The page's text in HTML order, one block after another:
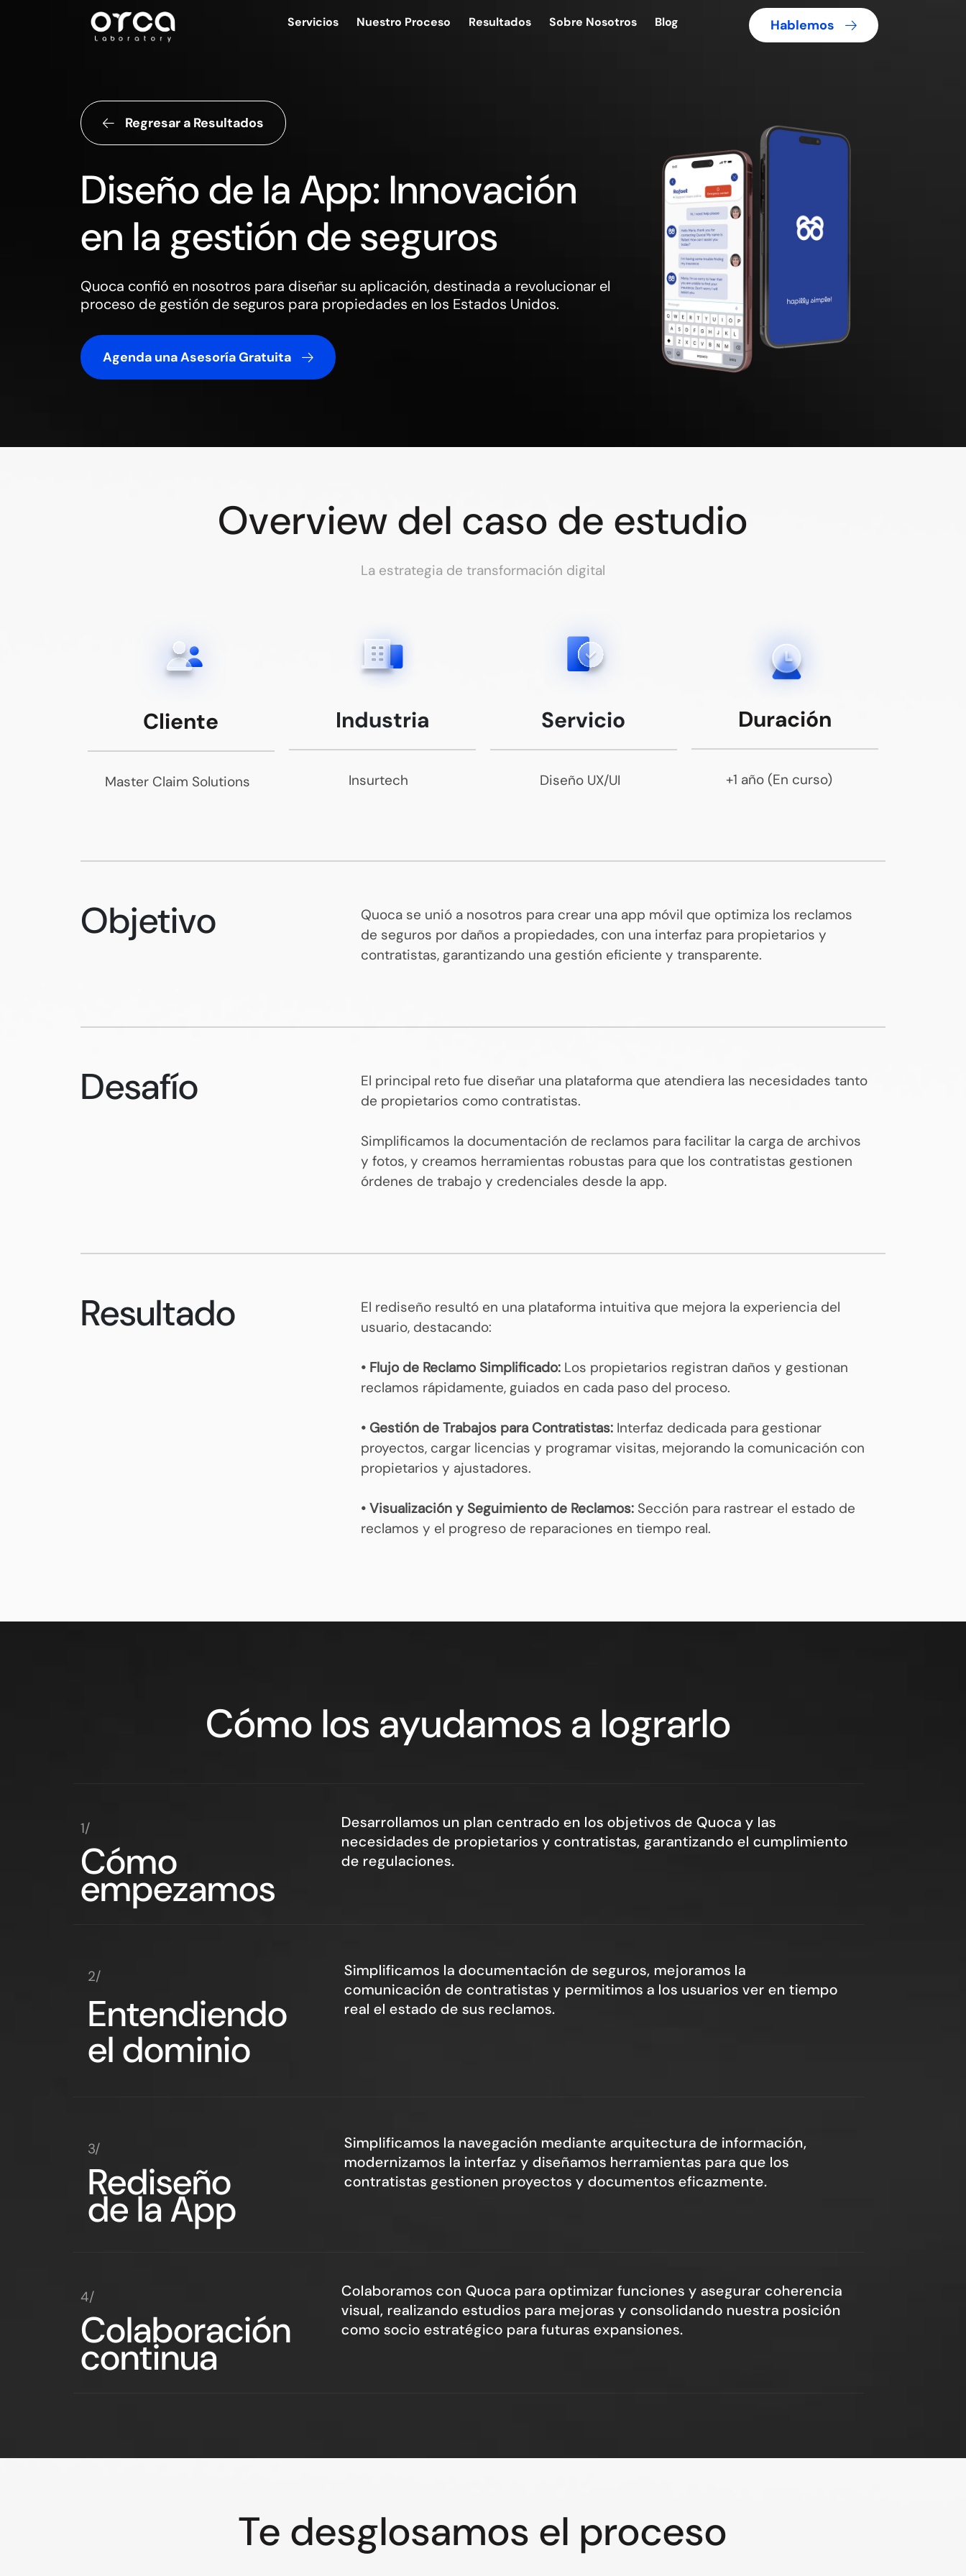
Servicios Nuestro Proceso Resultados Sobre Nosotros Blog Hablemos
Regresar a Resultados
Diseño de la App: Innovación
en la gestión de seguros
Quoca confió en nosotros para diseñar su aplicación, destinada a revolucionar el
proceso de gestión de seguros para propiedades en los Estados Unidos.
Agenda una Asesoría Gratuita
Overview del caso de estudio
La estrategia de transformación digital
Cliente
Master Claim Solutions
Industria
Insurtech
Servicio
Diseño UX/UI
Duración
+1 año (En curso)
Objetivo
Quoca se unió a nosotros para crear una app móvil que optimiza los reclamos
de seguros por daños a propiedades, con una interfaz para propietarios y
contratistas, garantizando una gestión eficiente y transparente.
Desafío
El principal reto fue diseñar una plataforma que atendiera las necesidades tanto
de propietarios como contratistas.
Simplificamos la documentación de reclamos para facilitar la carga de archivos
y fotos, y creamos herramientas robustas para que los contratistas gestionen
órdenes de trabajo y credenciales desde la app.
Resultado
El rediseño resultó en una plataforma intuitiva que mejora la experiencia del
usuario, destacando:
• Flujo de Reclamo Simplificado: Los propietarios registran daños y gestionan
reclamos rápidamente, guiados en cada paso del proceso.
• Gestión de Trabajos para Contratistas: Interfaz dedicada para gestionar
proyectos, cargar licencias y programar visitas, mejorando la comunicación con
propietarios y ajustadores.
• Visualización y Seguimiento de Reclamos: Sección para rastrear el estado de
reclamos y el progreso de reparaciones en tiempo real.
Cómo los ayudamos a lograrlo
1/
Cómo
empezamos
Desarrollamos un plan centrado en los objetivos de Quoca y las
necesidades de propietarios y contratistas, garantizando el cumplimiento
de regulaciones.
2/
Entendiendo
el dominio
Simplificamos la documentación de seguros, mejoramos la
comunicación de contratistas y permitimos a los usuarios ver en tiempo
real el estado de sus reclamos.
3/
Rediseño
de la App
Simplificamos la navegación mediante arquitectura de información,
modernizamos la interfaz y diseñamos herramientas para que los
contratistas gestionen proyectos y documentos eficazmente.
4/
Colaboración
continua
Colaboramos con Quoca para optimizar funciones y asegurar coherencia
visual, realizando estudios para mejoras y consolidando nuestra posición
como socio estratégico para futuras expansiones.
Te desglosamos el proceso